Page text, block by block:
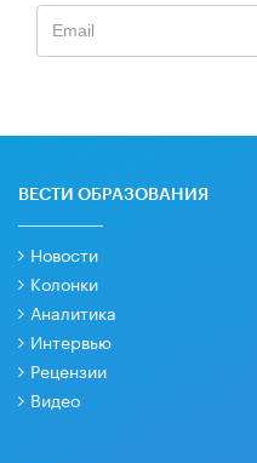
ВЕСТИ ОБРАЗОВАНИЯ
Новости
Колонки
Аналитика
Интервью
Рецензии
Видео